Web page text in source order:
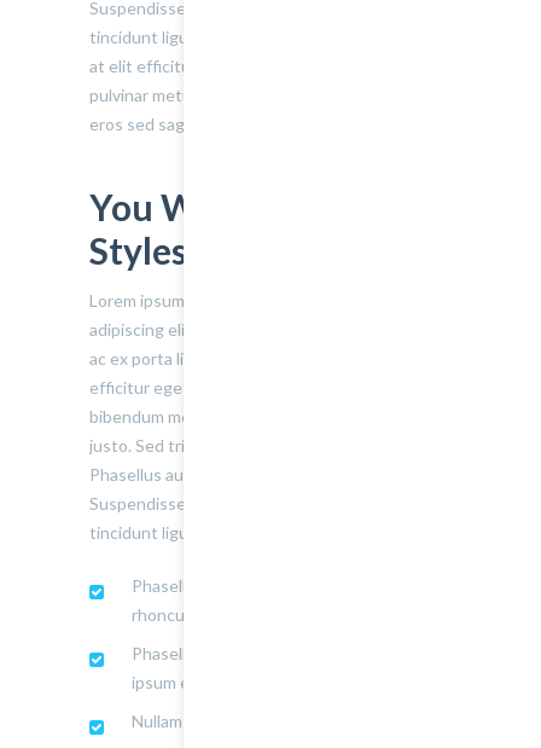
Suspendisse ullamcorper fermentum lectus, vel
tincidunt ligula mollis sit amet. Aliquam at ante
at elit efficitur tincidunt a quis neque. Donec ut
pulvinar metus. Pellentesque lobortis volutpat
eros sed sagittis.
You Will Love Our
Styles
Lorem ipsum dolor sit amet, consectetur
adipiscing elit. Sed varius ultricies metus. Donec
ac ex porta libero venenatis sodales. Sed
efficitur eget risus sed molestie. Nulla blandit
bibendum metus ut sagittis. Etiam quis semper
justo. Sed tristique facilisis felis ut tincidunt.
Phasellus auctor convallis nisl ut accumsan.
Suspendisse ullamcorper fermentum lectus, vel
tincidunt ligula mollis sit amet.
Phasellus sit amet velit auctor turpis
rhoncus.
Phasellus sed dolor sodales, eleifend
ipsum eu.
Nullam id dolor in ex eleifend tempus.